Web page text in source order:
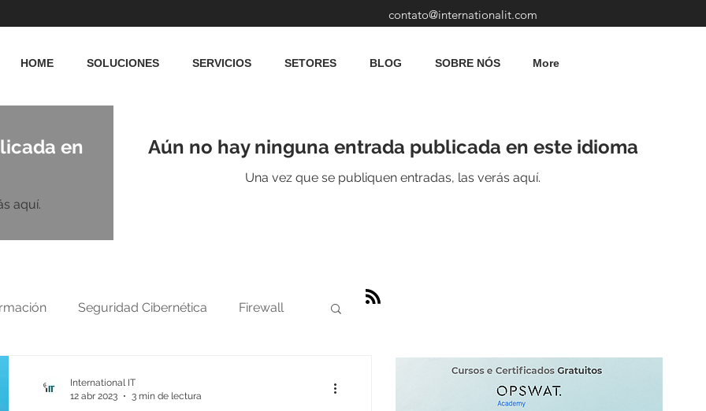
contato@internationalit.com
HOME SOLUCIONES SERVICIOS SETORES BLOG SOBRE NÓS More
Aún no hay ninguna entrada publicada en este idioma
Una vez que se publiquen entradas, las verás aquí.
en
aquí.
Seguridad Cibernética Firewall
International IT
12 abr 2023
3 min de lectura